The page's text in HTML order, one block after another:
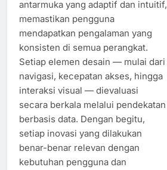
antarmuka yang adaptif dan intuitif,
memastikan pengguna
mendapatkan pengalaman yang
konsisten di semua perangkat.
Setiap elemen desain — mulai dari
navigasi, kecepatan akses, hingga
interaksi visual — dievaluasi
secara berkala melalui pendekatan
berbasis data. Dengan begitu,
setiap inovasi yang dilakukan
benar-benar relevan dengan
kebutuhan pengguna dan